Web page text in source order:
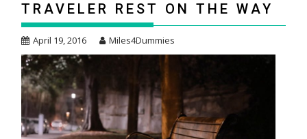
TRAVELER REST ON THE WAY
April 19, 2016 Miles4Dummies